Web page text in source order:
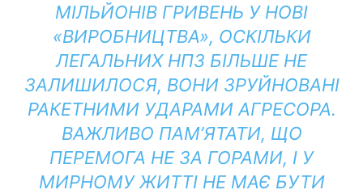
МІЛЬЙОНІВ ГРИВЕНЬ У НОВІ
«ВИРОБНИЦТВА», ОСКІЛЬКИ
ЛЕГАЛЬНИХ НПЗ БІЛЬШЕ НЕ
ЗАЛИШИЛОСЯ, ВОНИ ЗРУЙНОВАНІ
РАКЕТНИМИ УДАРАМИ АГРЕСОРА.
ВАЖЛИВО ПАМ’ЯТАТИ, ЩО
ПЕРЕМОГА НЕ ЗА ГОРАМИ, І У
МИРНОМУ ЖИТТІ НЕ МАЄ БУТИ